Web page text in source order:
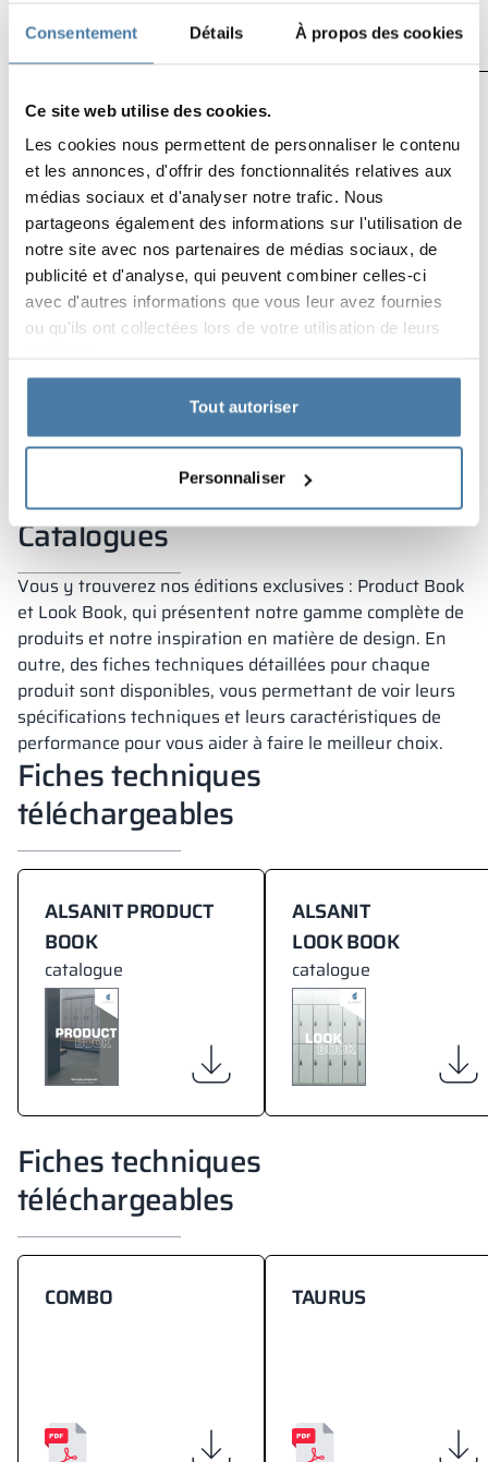
Consentement Détails À propos des cookies
Ce site web utilise des cookies.
Les cookies nous permettent de personnaliser le contenu
et les annonces, d'offrir des fonctionnalités relatives aux
médias sociaux et d'analyser notre trafic. Nous
partageons également des informations sur l'utilisation de
notre site avec nos partenaires de médias sociaux, de
publicité et d'analyse, qui peuvent combiner celles-ci
avec d'autres informations que vous leur avez fournies
ou qu'ils ont collectées lors de votre utilisation de leurs
Tout autoriser
Personnaliser
Armoires
Disposez-vous des autorisations nécessaires
?
Cabines
Disposez-vous des autorisations nécessaires
?
Catalogues
Vous y trouverez nos éditions exclusives : Product Book
et Look Book, qui présentent notre gamme complète de
produits et notre inspiration en matière de design. En
outre, des fiches techniques détaillées pour chaque
produit sont disponibles, vous permettant de voir leurs
spécifications techniques et leurs caractéristiques de
performance pour vous aider à faire le meilleur choix.
Fiches techniques
téléchargeables
ALSANIT PRODUCT
BOOK
catalogue
ALSANIT
LOOK BOOK
catalogue
Fiches techniques
téléchargeables
COMBO TAURUS